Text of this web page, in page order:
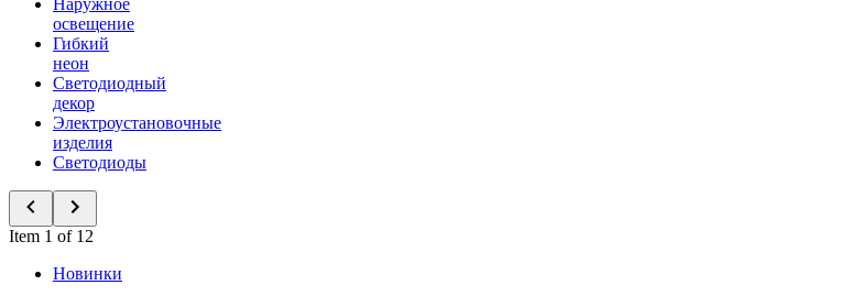
Наружное
освещение
Гибкий
неон
Светодиодный
декор
Электроустановочные
изделия
Светодиоды
Item 1 of 12
Новинки